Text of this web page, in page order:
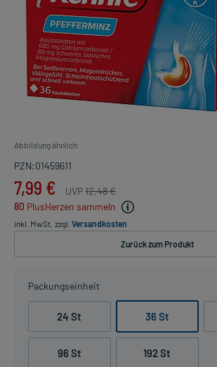
Abbildung ähnlich
PZN:01459611
7,99 € UVP12,48 €
80 PlusHerzen sammeln
inkl. MwSt. zzgl. Versandkosten
Zurück zum Produkt
Packungseinheit
24 St 36 St
96 St 192 St